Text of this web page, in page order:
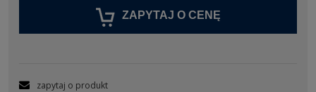
ZAPYTAJ O CENĘ
zapytaj o produkt